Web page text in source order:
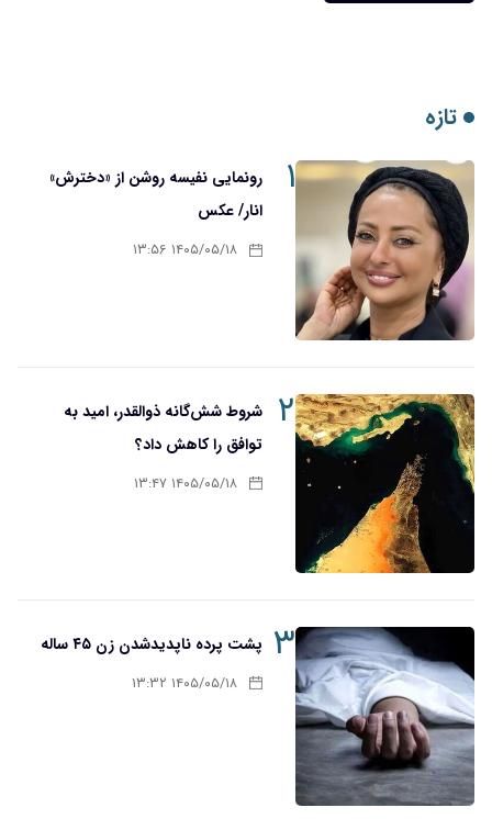
تازه
۱
رونمایی نفیسه روشن از «دخترش»
انار/ عکس
۱۴۰۵/۰۵/۱۸ ۱۳:۵۶
۲
شروط شش‌گانه ذوالقدر، امید به
توافق را کاهش داد؟
۱۴۰۵/۰۵/۱۸ ۱۳:۴۷
۳ پشت پرده ناپدیدشدن زن ۴۵ ساله
۱۴۰۵/۰۵/۱۸ ۱۳:۳۲